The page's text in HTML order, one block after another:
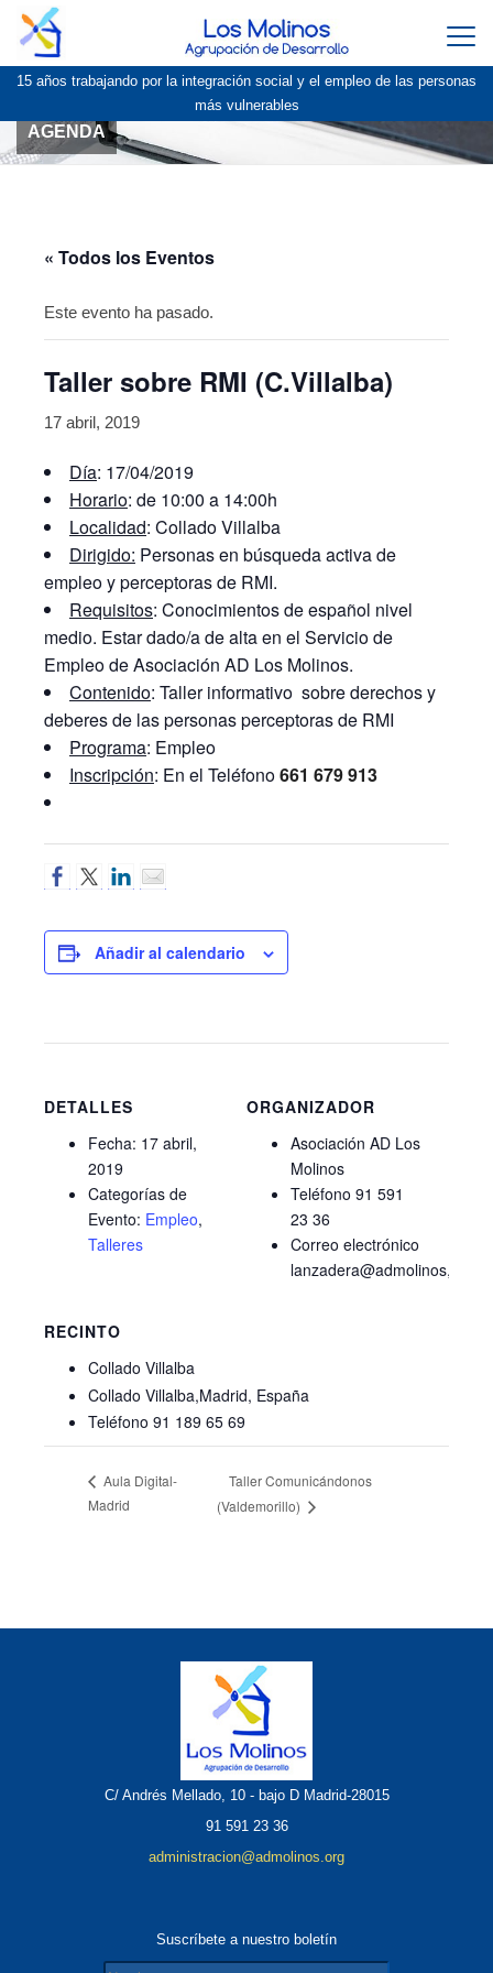
15 años trabajando por la integración social y el empleo de las personas
más vulnerables
AGENDA
« Todos los Eventos
Este evento ha pasado.
Taller sobre RMI (C.Villalba)
17 abril, 2019
Día: 17/04/2019
Horario: de 10:00 a 14:00h
Localidad: Collado Villalba
Dirigido: Personas en búsqueda activa de
empleo y perceptoras de RMI.
Requisitos: Conocimientos de español nivel
medio. Estar dado/a de alta en el Servicio de
Empleo de Asociación AD Los Molinos.
Contenido: Taller informativo sobre derechos y
deberes de las personas perceptoras de RMI
Programa: Empleo
Inscripción: En el Teléfono661 679 913
Añadir al calendario
DETALLES
Fecha: 17 abril,
2019
Categorías de
Evento: Empleo,
Talleres
RECINTO
Collado Villalba
Collado Villalba,Madrid España
Teléfono 91 189 65 69
ORGANIZADOR
Asociación AD Los
Molinos
Teléfono 91 591
23 36
Correo electrónico
lanzadera@admolinos,org
Aula Digital-
Madrid
Taller Comunicándonos
(Valdemorillo)
C/ Andrés Mellado, 10 - bajo D Madrid-28015
91 591 23 36
administracion@admolinos.org
Suscríbete a nuestro boletín